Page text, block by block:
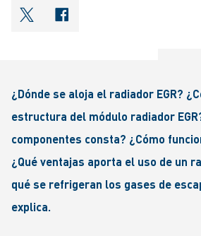
shareOntwitter
shareOnfacebook
¿Dónde se aloja el radiador EGR?
estructura del módulo radiador
componentes consta? ¿Cómo
¿Qué ventajas aporta el uso de un
qué se refrigeran los gases de
explica.